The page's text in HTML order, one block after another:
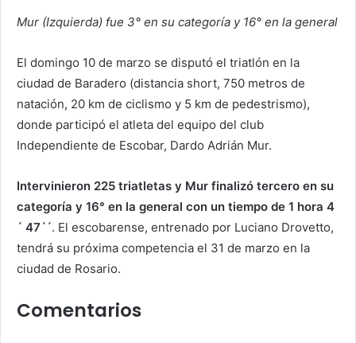
Mur (Izquierda) fue 3° en su categoría y 16° en la general
El domingo 10 de marzo se disputó el triatlón en la
ciudad de Baradero (distancia short, 750 metros de
natación, 20 km de ciclismo y 5 km de pedestrismo),
donde participó el atleta del equipo del club
Independiente de Escobar, Dardo Adrián Mur.
Intervinieron 225 triatletas y Mur finalizó tercero en su
categoría y 16° en la general con un tiempo de 1 hora 4
´ 47´´. El escobarense, entrenado por Luciano Drovetto,
tendrá su próxima competencia el 31 de marzo en la
ciudad de Rosario.
Comentarios